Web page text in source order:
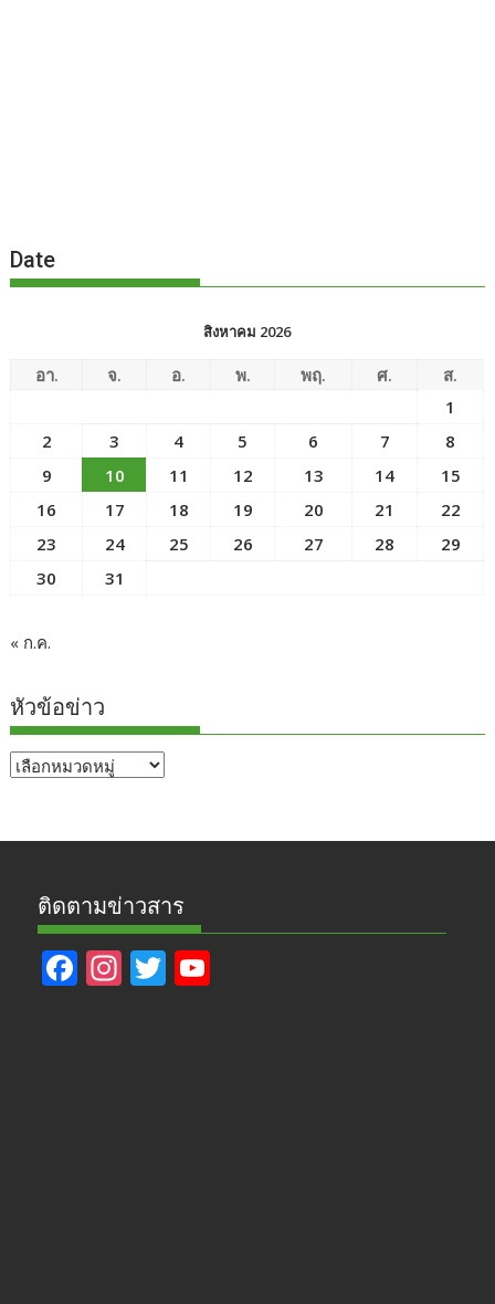
Date
สิงหาคม 2026
อา. จ. อ. พ. พฤ. ศ.
ส.
1
2
3 4 5 6 7
8
9
10 11 12 13 14
15
16
17 18 19 20 21
22
23
24 25 26 27 28
29
30
31
« ก.ค.
หัวข้อข่าว
หัวข้อ
ติดตามข่าวสาร
F In T